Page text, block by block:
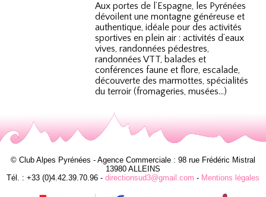
Aux portes de l’Espagne, les Pyrénées
dévoilent une montagne généreuse et
authentique, idéale pour des activités
sportives en plein air : activités d’eaux
vives, randonnées pédestres,
randonnées VTT, balades et
conférences faune et flore, escalade,
découverte des marmottes, spécialités
du terroir (fromageries, musées…)
© Club Alpes Pyrénées - Agence Commerciale : 98 rue Frédéric Mistral
13980 ALLEINS
Tél. : +33 (0)4.42.39.70.96 - directionsud3@gmail.com - Mentions légales